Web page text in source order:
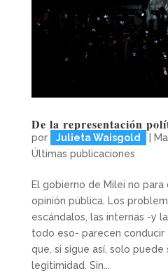
De la representación
por Julieta Waisgold
Últimas publicaciones
El gobierno de Milei no
opinión pública. Los
escándalos, las internas -y
todo eso- parecen
que, si sigue así, solo
legitimidad. Sin...